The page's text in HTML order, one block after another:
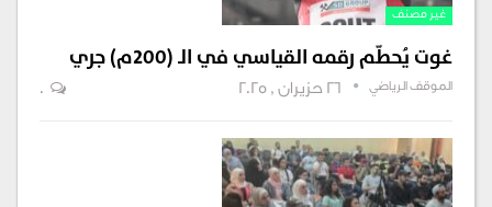
غير مصنف
غوت يُحطّم رقمه القياسي في الـ (200م) جري
الموقف الرياضي 26 حزيران , 2025 0